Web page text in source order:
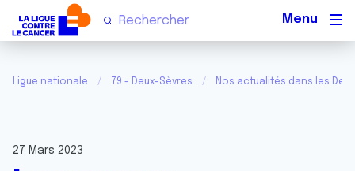
Ligue nationale 79 - Deux-Sèvres Nos actualités dans les
27 Mars 2023